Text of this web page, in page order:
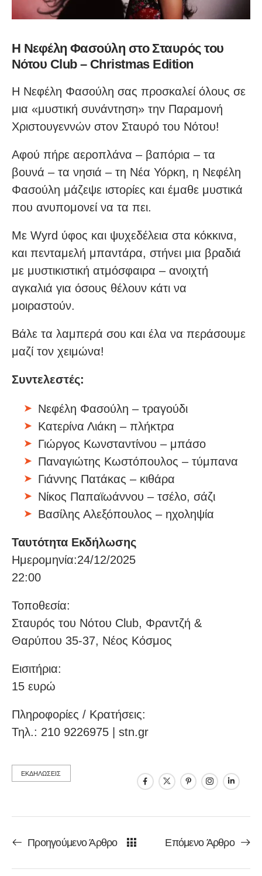
Η Νεφέλη Φασούλη στο Σταυρός του
Νότου Club – Christmas Edition
H Νεφέλη Φασούλη σας προσκαλεί όλους σε
μια «μυστική συνάντηση» την Παραμονή
Χριστουγεννών στον Σταυρό του Νότου!
Αφού πήρε αεροπλάνα – βαπόρια – τα
βουνά – τα νησιά – τη Νέα Υόρκη, η Νεφέλη
Φασούλη μάζεψε ιστορίες και έμαθε μυστικά
που ανυπομονεί να τα πει.
Με Wyrd ύφος και ψυχεδέλεια στα κόκκινα,
και πενταμελή μπαντάρα, στήνει μια βραδιά
με μυστικιστική ατμόσφαιρα – ανοιχτή
αγκαλιά για όσους θέλουν κάτι να
μοιραστούν.
Βάλε τα λαμπερά σου και έλα να περάσουμε
μαζί τον χειμώνα!
Συντελεστές:
Νεφέλη Φασούλη – τραγούδι
Κατερίνα Λιάκη – πλήκτρα
Γιώργος Κωνσταντίνου – μπάσο
Παναγιώτης Κωστόπουλος – τύμπανα
Γιάννης Πατάκας – κιθάρα
Νίκος Παπαϊωάννου – τσέλο, σάζι
Βασίλης Αλεξόπουλος – ηχοληψία
Ταυτότητα Εκδήλωσης
Ημερομηνία:24/12/2025
22:00
Τοποθεσία:
Σταυρός του Νότου Club, Φραντζή &
Θαρύπου 35-37, Νέος Κόσμος
Eισιτήρια:
15 ευρώ
Πληροφορίες / Κρατήσεις:
Τηλ.: 210 9226975 | stn.gr
ΕΚΔΗΛΩΣΕΙΣ
Προηγούμενο Άρθρο Επόμενο Άρθρο